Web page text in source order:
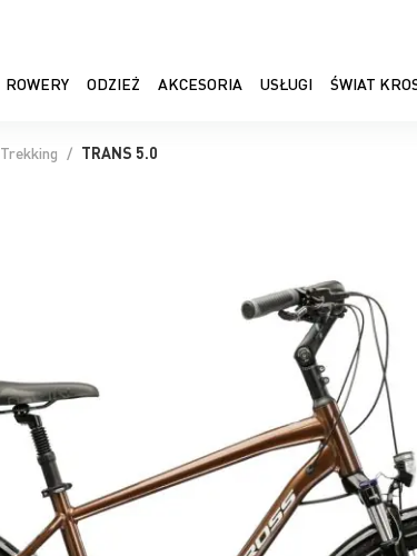
ROWERY ODZIEŻ AKCESORIA USŁUGI ŚWIAT
Trekking TRANS 5.0